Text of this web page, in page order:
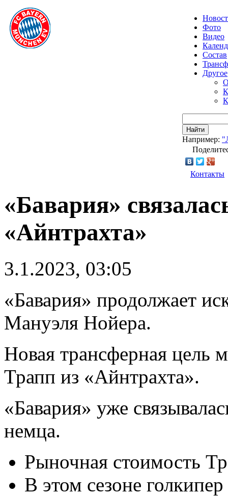
Фото
Видео
Состав
Другое
Найти
Например:
Контакты
«Бавария»
«Айнтрахта»
3.1.2023, 03:05
«Бавария» продолжает
Мануэля Нойера.
Новая трансферная цель
Трапп из «Айнтрахта».
«Бавария» уже
немца.
Рыночная стоимость
В этом сезоне